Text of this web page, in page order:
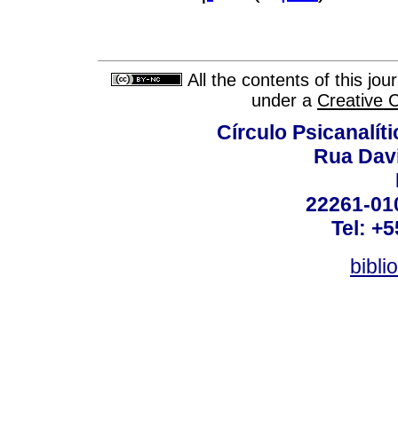
All the contents of this
under a Creative
Círculo
Rua
22261-
Tel: